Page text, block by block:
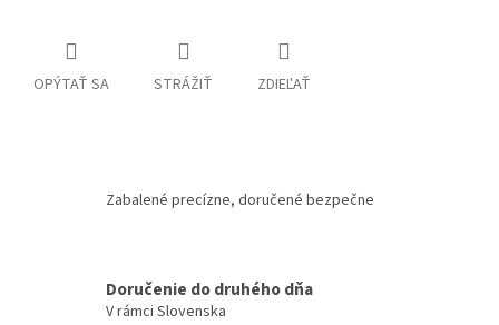
OPÝTAŤ SA STRÁŽIŤ ZDIEĽAŤ
Zabalené precízne, doručené bezpečne
Doručenie do druhého dňa
V rámci Slovenska